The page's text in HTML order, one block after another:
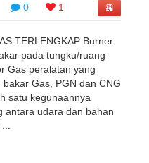
0 1
TERLENGKAP Burner
pada tungku/ruang
Gas peralatan yang
Gas, PGN dan CNG
satu kegunaannya
antara udara dan bahan